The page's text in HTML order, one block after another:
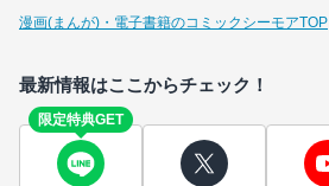
漫画(まんが)・電子書籍のコミックシーモアTOP
最新情報はここからチェック！
限定特典GET